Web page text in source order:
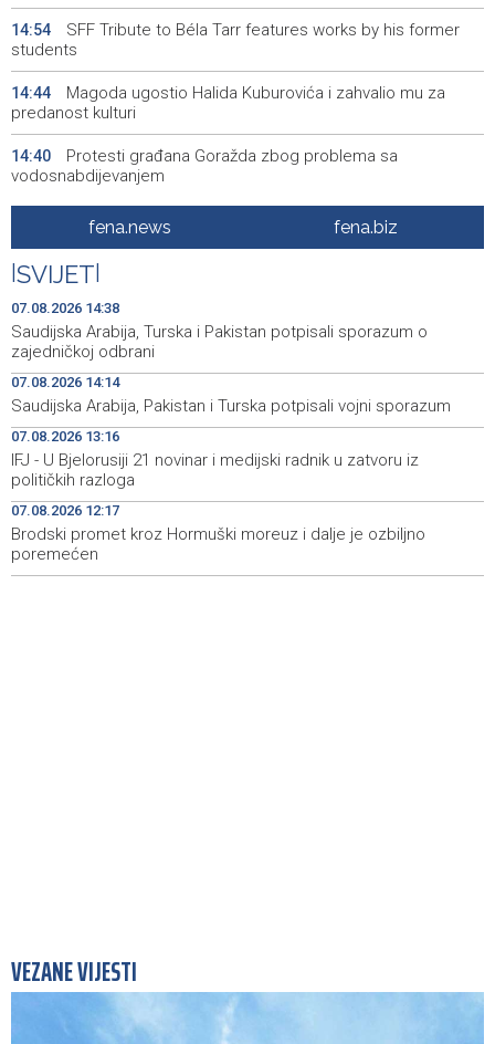
14:54
SFF Tribute to Béla Tarr features works by his former
students
14:44
Magoda ugostio Halida Kuburovića i zahvalio mu za
predanost kulturi
14:40
Protesti građana Goražda zbog problema sa
vodosnabdijevanjem
Za projekte održivog povratka iz budžeta BPK Goražde
izdvojeno 136.500 KM
14:38
Saudijska Arabija, Turska i Pakistan potpisali sporazum o
zajedničkoj odbrani
14:37
Rozić: Prolonged droughts and low water levels
threaten Hutovo Blato ecosystem
14:37
Sarajevska berza - Najveći promet ostvaren dionicama
HM Cementa
14:35
Federation of BiH launches new system to identify
conservation areas
14:16
U Bosni i Hercegovini sutra promjenljivo i nestabilno
vrijeme, poslijepodne lokalni pljuskovi
fena.news fena.biz
SVIJET
07.08.2026 14:38
Saudijska Arabija, Turska i Pakistan potpisali sporazum o
zajedničkoj odbrani
07.08.2026 14:14
Saudijska Arabija, Pakistan i Turska potpisali vojni sporazum
07.08.2026 13:16
IFJ - U Bjelorusiji 21 novinar i medijski radnik u zatvoru iz
političkih razloga
07.08.2026 12:17
Brodski promet kroz Hormuški moreuz i dalje je ozbiljno
poremećen
VEZANE VIJESTI